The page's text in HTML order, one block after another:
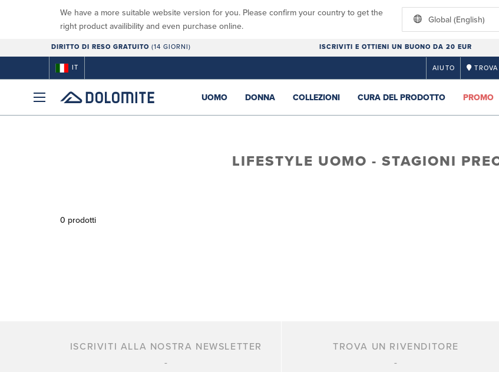
We have a more suitable website version for you. Please confirm your country to get the
right product availibility and even purchase online.
Global (English)
DIRITTO DI RESO GRATUITO (14 GIORNI) ISCRIVITI E OTTIENI UN BUONO DA 20 EUR
IT AIUTO
UOMO DONNA COLLEZIONI CURA DEL PRODOTTO PROMO
LIFESTYLE UOMO - STAGIONI
0 prodotti
ISCRIVITI ALLA NOSTRA NEWSLETTER TROVA UN RIVENDITORE